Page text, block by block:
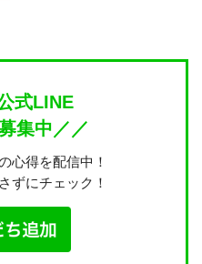
式LINE
集中／／
心得を配信中！
ずにチェック！